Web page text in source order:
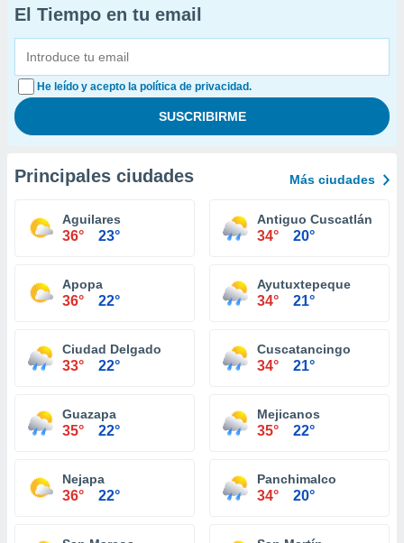
El Tiempo en tu email
He leído y acepto la política de privacidad.
Principales ciudades Más ciudades
Aguilares
36° 23°
Antiguo Cuscatlán
34° 20°
Apopa
36° 22°
Ayutuxtepeque
34° 21°
Ciudad Delgado
33° 22°
Cuscatancingo
34° 21°
Guazapa
35° 22°
Mejicanos
35° 22°
Nejapa
36° 22°
Panchimalco
34° 20°